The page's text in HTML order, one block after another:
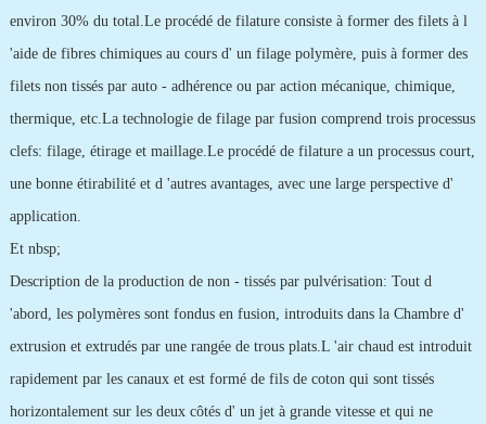
environ 30% du total.Le procédé de filature consiste à former des filets à l
'aide de fibres chimiques au cours d' un filage polymère, puis à former des
filets non tissés par auto - adhérence ou par action mécanique, chimique,
thermique, etc.La technologie de filage par fusion comprend trois processus
clefs: filage, étirage et maillage.Le procédé de filature a un processus court,
une bonne étirabilité et d 'autres avantages, avec une large perspective d'
application.
Et nbsp;
Description de la production de non - tissés par pulvérisation: Tout d
'abord, les polymères sont fondus en fusion, introduits dans la Chambre d'
extrusion et extrudés par une rangée de trous plats.L 'air chaud est introduit
rapidement par les canaux et est formé de fils de coton qui sont tissés
horizontalement sur les deux côtés d' un jet à grande vitesse et qui ne